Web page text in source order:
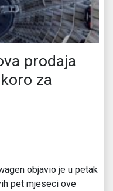
prodaja
za
objavio je u petak
pet mjeseci ove